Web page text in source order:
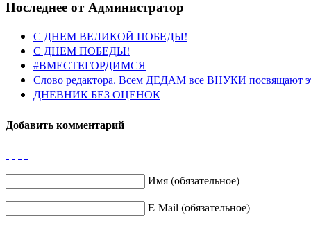
Последнее от Администратор
С ДНЕМ ВЕЛИКОЙ ПОБЕДЫ!
С ДНЕМ ПОБЕДЫ!
#ВМЕСТЕГОРДИМСЯ
Слово редактора. Всем ДЕДАМ все ВНУКИ посвящают
ДНЕВНИК БЕЗ ОЦЕНОК
Добавить комментарий
Имя (обязательное)
E-Mail (обязательное)